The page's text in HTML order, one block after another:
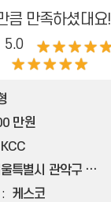
큼 만족하셨대요!
5.0
만원
KCC
서울특별시 관악구 신림동
케스코